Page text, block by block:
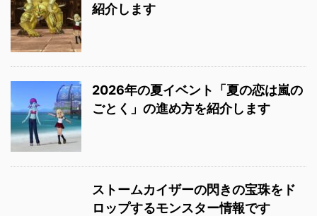
紹介します
2026年の夏イベント「夏の恋は嵐の
ごとく」の進め方を紹介します
ストームカイザーの閃きの宝珠をド
ロップするモンスター情報です